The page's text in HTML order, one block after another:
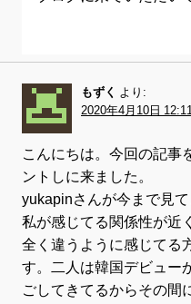
もずく
より:
2020年4月10日
こんにちは。今回の記事
ントしに来ました。
yukapinさんが今まで見
私が感じてる関係性が近
全く違うように感じてる
す。二人は韓国デビュー
ごしてきてるからその間